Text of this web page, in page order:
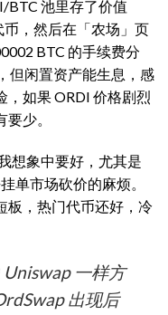
BTC 池里存了价值
币，然后在「农场」页
BTC 的手续费分
但闲置资产能生息，感
如果 ORDI 价格剧烈
少。
想象中要好，尤其是
单市场砍价的麻烦。
板，热门代币还好，冷
Uniswap 一样方
出现后